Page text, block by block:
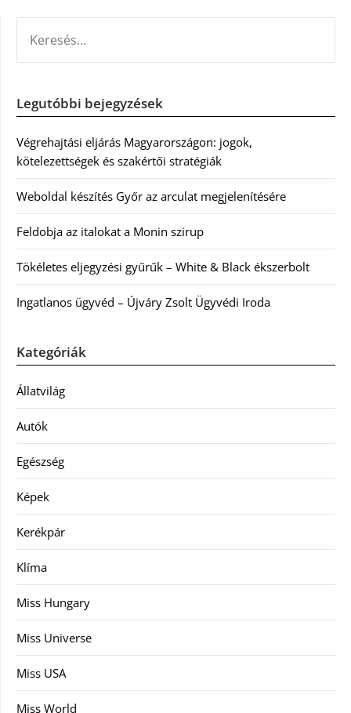
Legutóbbi bejegyzések
Végrehajtási eljárás Magyarországon: jogok,
kötelezettségek és szakértői stratégiák
Weboldal készítés Győr az arculat megjelenítésére
Feldobja az italokat a Monin szirup
Tökéletes eljegyzési gyűrűk – White & Black ékszerbolt
Ingatlanos ügyvéd – Újváry Zsolt Ügyvédi Iroda
Kategóriák
Állatvilág
Autók
Egészség
Képek
Kerékpár
Klíma
Miss Hungary
Miss Universe
Miss USA
Miss World